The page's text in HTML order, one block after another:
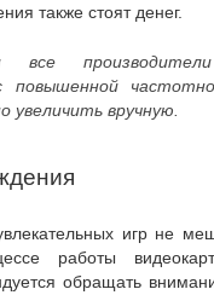
также стоят денег.
все
повышенной
увеличить вручную.
игр не
работы
обращать